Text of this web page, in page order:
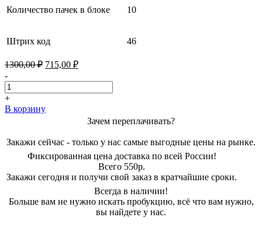
Количество пачек в блоке 10
Штрих код 46
1300,00₽ Первоначальная
составляла
1300,00 ₽.
715,00 ₽Текущая
715,00 ₽.
-
+
В корзину
Зачем переплачивать?
Закажи сейчас - только у нас самые выгодные цены на рынке.
Фиксированная цена доставка по всей России!
Всего 550р.
Закажи сегодня и получи свой заказ в кратчайшие сроки.
Всегда в наличии!
Больше вам не нужно искать пробукцию, всё что вам нужно,
вы найдете у нас.